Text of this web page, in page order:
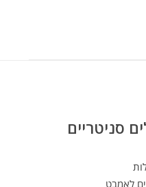
סניטריים
לאמבט